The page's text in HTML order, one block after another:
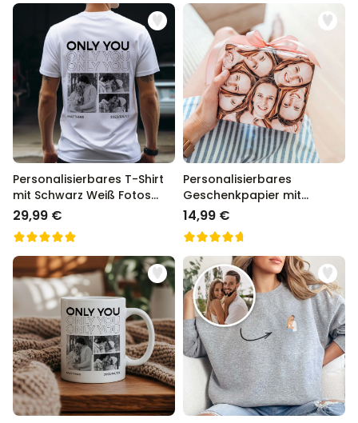
Personalisierbares T-Shirt
mit Schwarz Weiß Fotos
und Text
29,99 €
Personalisierbares
Geschenkpapier mit
Gesicht
14,99 €